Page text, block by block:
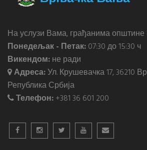
На услузи Вама, грађанима
Понедељак - Петак:07:30 до 15:30 ч
Викендом:не ради
Адреса:Ул. Крушевачка 17, 36210
Република Србија
Телефон:+381 36 601 200